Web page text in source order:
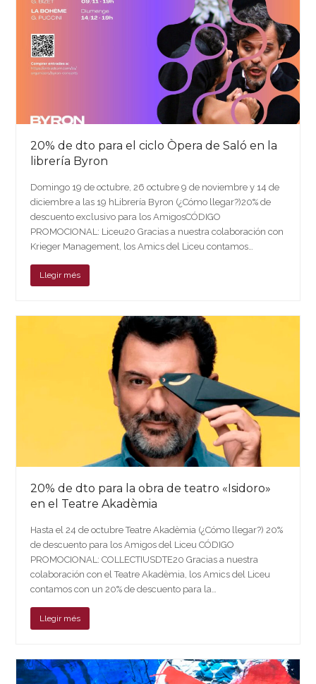
20% de dto para el ciclo Òpera de Saló en la
librería Byron
Domingo 19 de octubre, 26 octubre 9 de noviembre y 14 de
diciembre a las 19 hLibrería Byron (¿Cómo llegar?)20% de
descuento exclusivo para los AmigosCÓDIGO
PROMOCIONAL: Liceu20 Gracias a nuestra colaboración con
Krieger Management, los Amics del Liceu contamos…
Llegir més
20% de dto para la obra de teatro «Isidoro»
en el Teatre Akadèmia
Hasta el 24 de octubre Teatre Akadèmia (¿Cómo llegar?) 20%
de descuento para los Amigos del Liceu CÓDIGO
PROMOCIONAL: COLLECTIUSDTE20 Gracias a nuestra
colaboración con el Teatre Akadèmia, los Amics del Liceu
contamos con un 20% de descuento para la…
Llegir més